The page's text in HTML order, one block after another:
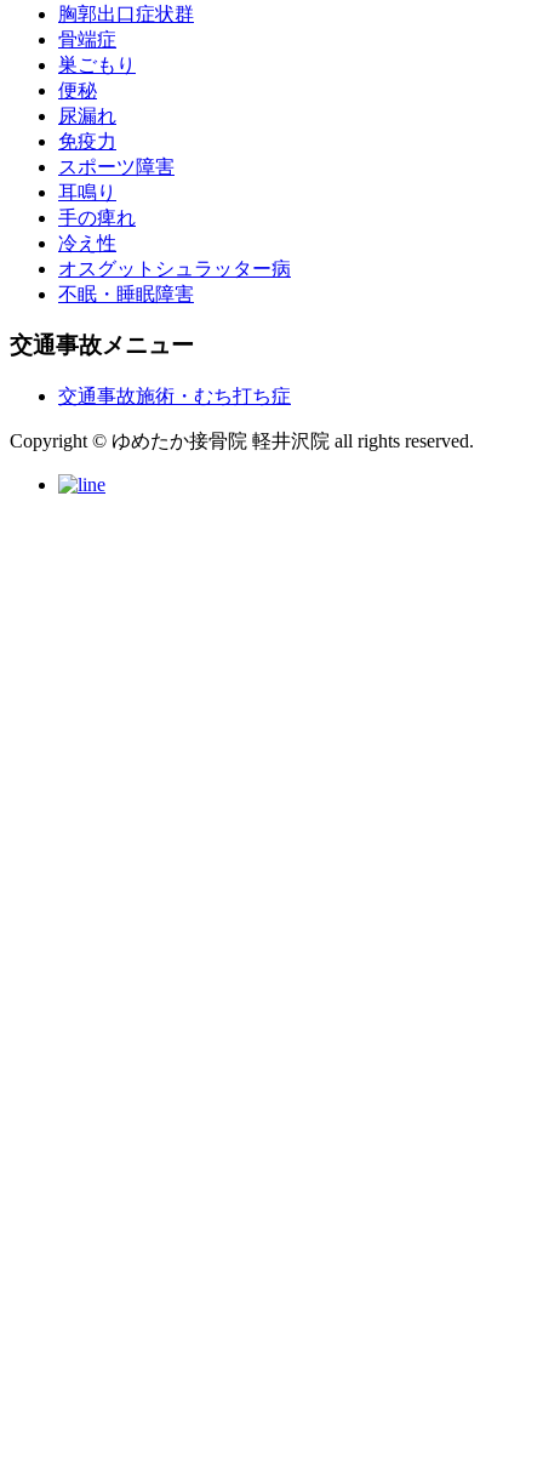
胸郭出口症状群
骨端症
巣ごもり
便秘
尿漏れ
免疫力
スポーツ障害
耳鳴り
手の痺れ
冷え性
オスグットシュラッター病
不眠・睡眠障害
交通事故メニュー
交通事故施術・むち打ち症
Copyright © ゆめたか接骨院 軽井沢院 all rights reserved.